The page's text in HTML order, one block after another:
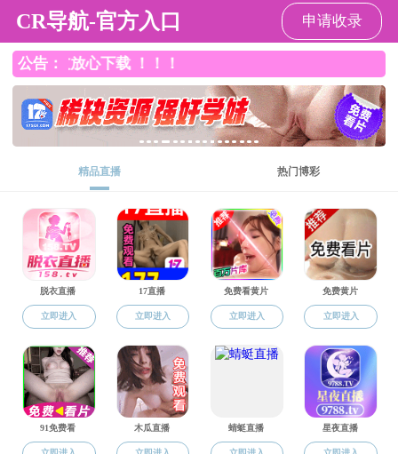
性吧
教育教学
人才培养
当前位置： 性吧 教育教学 -> 人才培养
本科 2023-04-10